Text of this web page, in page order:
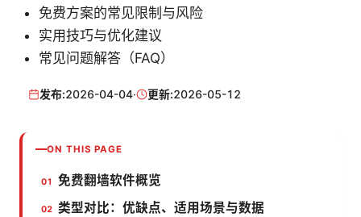
免费方案的常见限制与风险
实用技巧与优化建议
常见问题解答（FAQ）
发布:2026-04-04· 更新:2026-05-12
ON THIS PAGE
免费翻墙软件概览
类型对比：优缺点、适用场景与数据